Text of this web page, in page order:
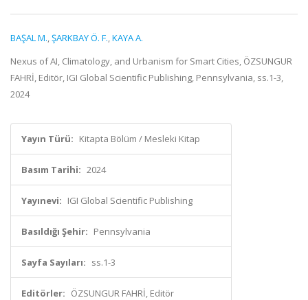
BAŞAL M.,ŞARKBAY Ö. F.,KAYA A.
Nexus of AI, Climatology, and Urbanism for Smart Cities, ÖZSUNGUR
FAHRİ, Editör, IGI Global Scientific Publishing, Pennsylvania, ss.1-3,
2024
Yayın Türü: Kitapta Bölüm / Mesleki Kitap
Basım Tarihi: 2024
Yayınevi: IGI Global Scientific Publishing
Basıldığı Şehir: Pennsylvania
Sayfa Sayıları: ss.1-3
Editörler: ÖZSUNGUR FAHRİ, Editör